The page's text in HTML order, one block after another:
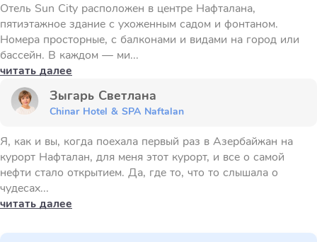
Отель Sun City расположен в центре Нафталана,
пятиэтажное здание с ухоженным садом и фонтаном.
Номера просторные, с балконами и видами на город или
бассейн. В каждом — ми...
читать далее
Зыгарь Светлана
Chinar Hotel & SPA Naftalan
Я, как и вы, когда поехала первый раз в Азербайжан на
курорт Нафталан, для меня этот курорт, и все о самой
нефти стало открытием. Да, где то, что то слышала о
чудесах...
читать далее